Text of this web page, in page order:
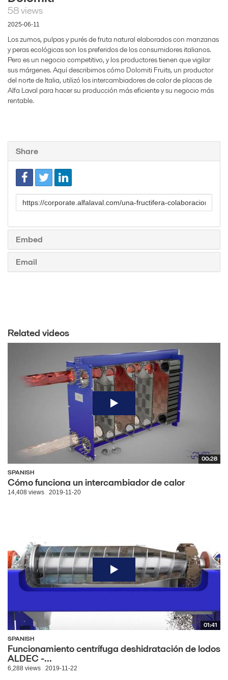
58 views
2025-06-11
Los zumos, pulpas y purés de fruta natural elaborados con manzanas
y peras ecológicas son los preferidos de los consumidores italianos.
Pero es un negocio competitivo, y los productores tienen que vigilar
sus márgenes. Aquí describimos cómo Dolomiti Fruits, un productor
del norte de Italia, utilizó los intercambiadores de calor de placas de
Alfa Laval para hacer su producción más eficiente y su negocio más
rentable.
Share
Link
Embed
Email
Related videos
00:28
SPANISH
Cómo funciona un intercambiador de calor
14,408 views 2019-11-20
01:41
SPANISH
Funcionamiento centrífuga deshidratación de lodos
ALDEC -...
6,288 views 2019-11-22